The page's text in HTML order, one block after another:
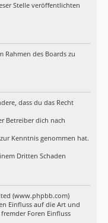
Stelle veröffentlichten
Rahmen des Boards zu
dass du das Recht
Betreiber dich nach
Kenntnis genommen hat.
Dritten Schaden
(www.phpbb.com)
Einfluss auf die Art und
Foren Einfluss